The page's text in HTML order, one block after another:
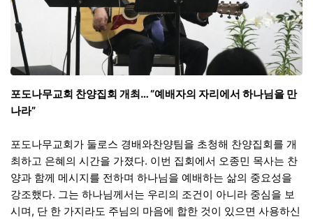
포도나무교회 찬양집회 개최… “예배자의 자리에서 하나님을 만
나라”
포도나무교회가 둘로스 경배와찬양팀을 초청해 찬양집회를 개
최하고 은혜의 시간을 가졌다. 이번 집회에서 오종민 목사는 찬
양과 함께 메시지를 전하며 하나님을 예배하는 삶의 중요성을
강조했다. 그는 하나님께서는 우리의 조건이 아니라 중심을 보
시며, 단 한 가지라도 주님의 마음에 합한 것이 있으면 사용하신